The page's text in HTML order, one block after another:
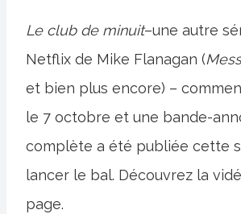
Le club de minuit–une autre
Netflix de Mike Flanagan (
et bien plus encore) –
le 7 octobre et une bande-
complète a été publiée cette
lancer le bal. Découvrez la
page.